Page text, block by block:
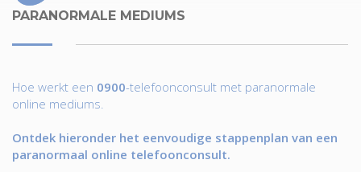
PARANORMALE MEDIUMS
Hoe werkt een 0900-telefoonconsult met paranormale
online mediums.
Ontdek hieronder het eenvoudige stappenplan van een
paranormaal online telefoonconsult.